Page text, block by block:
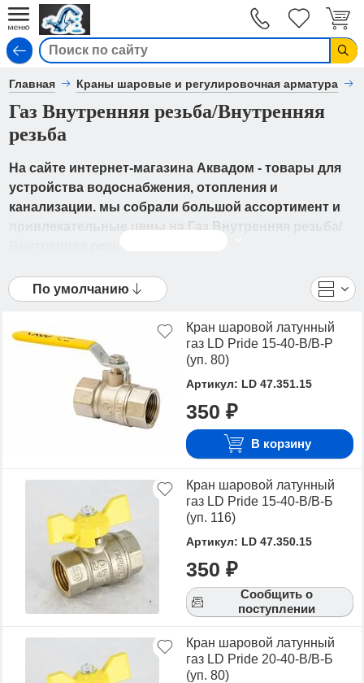
Главная Краны шаровые и регулировочная арматура
Газ Внутренняя резьба/Внутренняя
резьба
На сайте интернет-магазина Аквадом - товары для
устройства водоснабжения, отопления и
канализации. мы собрали большой ассортимент и
В каталоге представлены Кран шаровый латунный
LD газ - Газ Внутренняя резьба/Внутренняя
можете ознакомиться с фотографиями, описанием
товаров, отзывами покупателей, техническими
характеристиками, а также сравнить
понравившиеся модели и выбрать лучшую
стоимость.
Для того чтобы купить Газ Внутренняя резьба/
Внутренняя резьба, достаточно оформить заявку на
сайте или связаться с консультантом в режиме on-
По умолчанию
Кран шаровой латунный
газ LD Pride 15-40-В/В-Р
(уп. 80)
Артикул: LD 47.351.15
350 ₽
В корзину
Кран шаровой латунный
газ LD Pride 15-40-В/В-Б
(уп. 116)
Артикул: LD 47.350.15
350 ₽
Сообщить о
поступлении
Кран шаровой латунный
газ LD Pride 20-40-В/В-Б
(уп. 80)